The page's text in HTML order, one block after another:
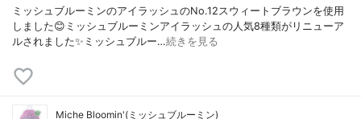
ミッシュブルーミンのアイラッシュのNo.12スウィートブラウンを使用
しました😊ミッシュブルーミンアイラッシュの人気8種類がリニューア
ルされました✨ミッシュブルー…続きを見る
Miche Bloomin'(ミッシュブルーミン)